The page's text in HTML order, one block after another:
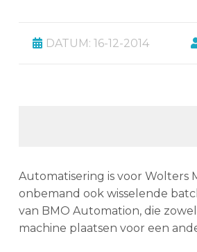
DATUM: 16-12-2014
Automatisering is voor
onbemand ook wisselende
van BMO Automation, die
machine plaatsen voor een